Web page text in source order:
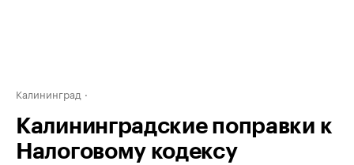
Калининград
Калининградские поправки к
Налоговому кодексу